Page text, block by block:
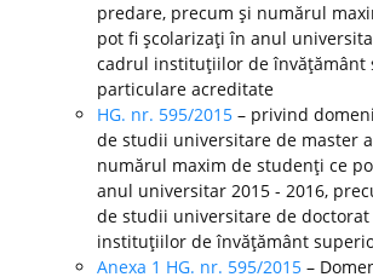
predare, precum şi numărul
pot fi şcolarizaţi în anul
cadrul instituţiilor de învăţământ
particulare acreditate
HG. nr. 595/2015 – privind
de studii universitare de master
numărul maxim de studenţi ce
anul universitar 2015 - 2016,
de studii universitare de
instituţiilor de învăţământ
Anexa 1 HG. nr. 595/2015 –